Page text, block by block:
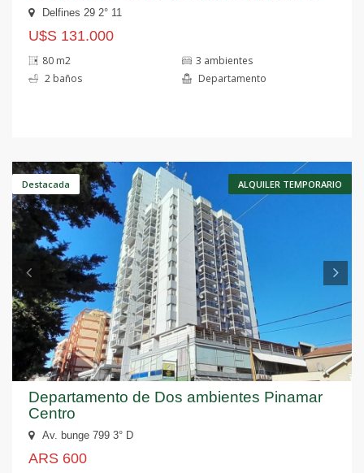
Delfines 29 2° 11
U$S 131.000
80 m2
3 ambientes
2 baños
Departamento
Destacada ALQUILER TEMPORARIO
Anterior
Departamento de Dos ambientes Pinamar
Centro
Av. bunge 799 3° D
ARS 600